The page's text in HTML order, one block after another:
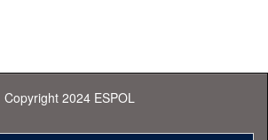
Copyright 2024 ESPOL